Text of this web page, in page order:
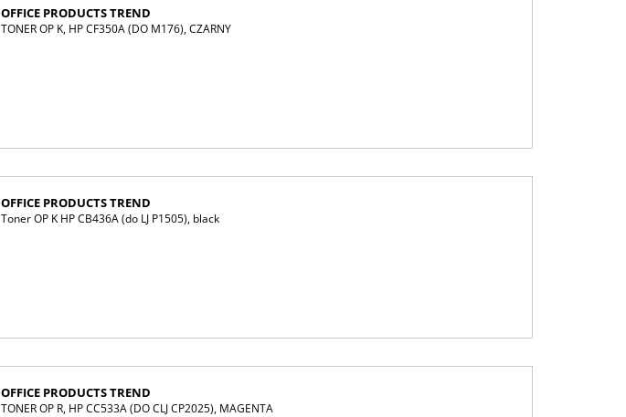
OFFICE PRODUCTS TREND
TONER OP K, HP CF350A (DO M176), CZARNY
OFFICE PRODUCTS TREND
Toner OP K HP CB436A (do LJ P1505), black
OFFICE PRODUCTS TREND
TONER OP R, HP CC533A (DO CLJ CP2025), MAGENTA